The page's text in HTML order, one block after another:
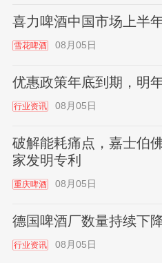
喜力啤酒中国市场上半
雪花啤酒 08月05日
优惠政策年底到期，明
行业资讯 08月05日
破解能耗痛点，嘉士伯
家发明专利
重庆啤酒 08月05日
德国啤酒厂数量持续下
行业资讯 08月05日